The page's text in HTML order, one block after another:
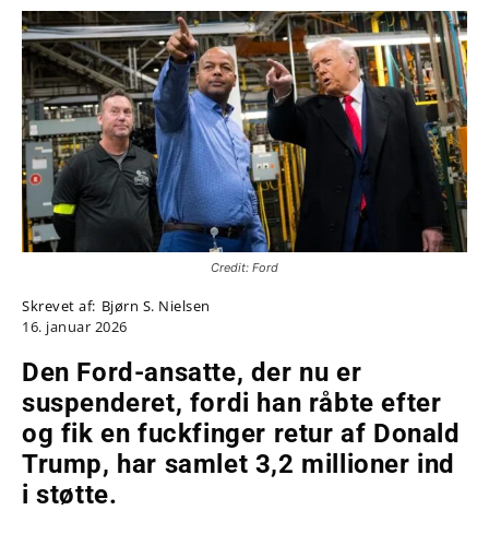
Credit: Ford
Skrevet af: Bjørn S. Nielsen
16. januar 2026
Den Ford-ansatte, der nu er
suspenderet, fordi han råbte efter
og fik en fuckfinger retur af Donald
Trump, har samlet 3,2 millioner ind
i støtte.